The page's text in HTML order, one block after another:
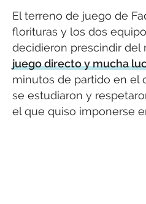
El terreno de juego de
florituras y los dos
decidieron prescindir del
juego directo y mucha
minutos de partido en el
se estudiaron y
el que quiso imponerse